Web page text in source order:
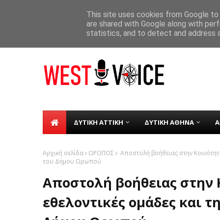
Δήμος Χαϊδαρίου - Μαθητές της
ΔΥΤΙΚΗ ΑΤΤΙΚΗ ΔΥΤΙΚΗ ΑΘΗΝΑ
Αρχική σελίδα ΩΡΩΠΟΣ
Αποστολή βοήθειας στην
του Δήμου Ωρωπού
Αποστολή βοήθειας στην
εθελοντικές ομάδες και
This site uses cookies from Google
are shared with Google along with
statistics, and to detect and address